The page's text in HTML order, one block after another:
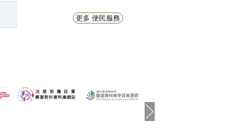
更多 便民服務